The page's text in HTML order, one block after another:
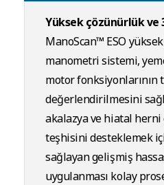
Yüksek çözünürlük ve
ManoScan™ ESO
manometri sistemi,
motor fonksiyonlarının
değerlendirilmesini
akalazya ve hiatal
teşhisini desteklemek
sağlayan gelişmiş
uygulanması kolay